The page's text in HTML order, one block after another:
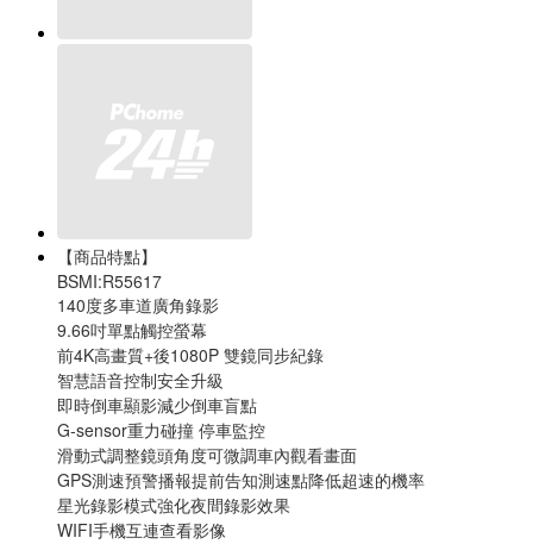
【商品特點】
BSMI:R55617
140度多車道廣角錄影
9.66吋單點觸控螢幕
前4K高畫質+後1080P 雙鏡同步紀錄
智慧語音控制安全升級
即時倒車顯影減少倒車盲點
G-sensor重力碰撞 停車監控
滑動式調整鏡頭角度可微調車內觀看畫面
GPS測速預警播報提前告知測速點降低超速的機率
星光錄影模式強化夜間錄影效果
WIFI手機互連查看影像